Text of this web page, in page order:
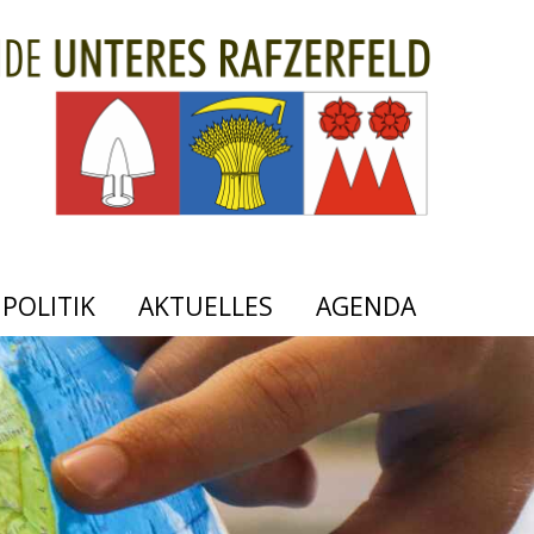
POLITIK AKTUELLES AGENDA